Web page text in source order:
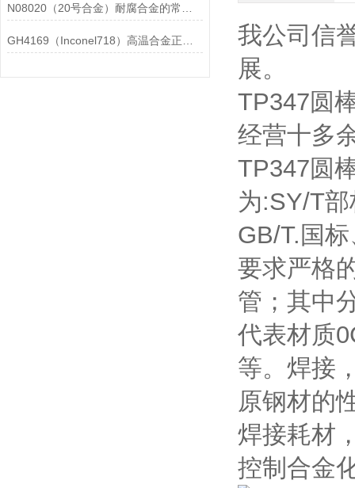
我公司信
展。
TP347圆
经营十多
TP347圆
为:SY/T
GB/T.国
要求严格
管；其中
代表材质
等。焊接
原钢材的
焊接耗材
控制合金